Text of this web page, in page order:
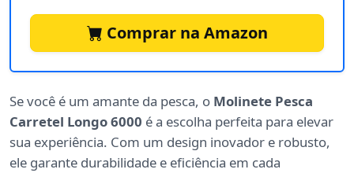
Comprar na Amazon
Se você é um amante da pesca, o Molinete Pesca
Carretel Longo 6000 é a escolha perfeita para elevar
sua experiência. Com um design inovador e robusto,
ele garante durabilidade e eficiência em cada